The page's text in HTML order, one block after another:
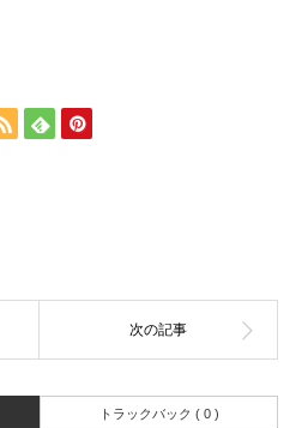
トラックバック ( 0 )